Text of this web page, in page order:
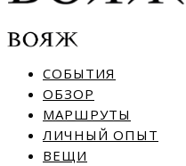
СОБЫТИЯ
ОБЗОР
МАРШРУТЫ
ЛИЧНЫЙ ОПЫТ
ВЕЩИ